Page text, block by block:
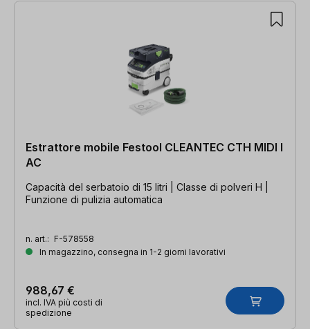
Estrattore mobile Festool CLEANTEC CTH MIDI I
AC
Capacità del serbatoio di 15 litri | Classe di polveri H |
Funzione di pulizia automatica
n. art.: F-578558
In magazzino, consegna in 1-2 giorni lavorativi
988,67 €
incl. IVA più costi di
spedizione